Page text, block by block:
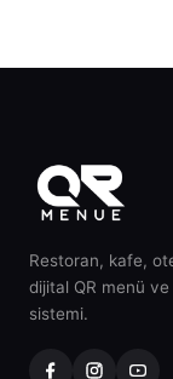
Restoran, kafe,
dijital QR menü
sistemi.